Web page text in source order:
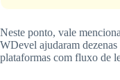
Neste ponto, vale
WDevel ajudaram dezenas
plataformas com fluxo de